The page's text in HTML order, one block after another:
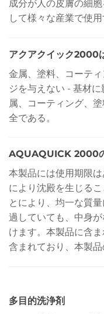
成分が人の皮膚の細
して様々な産業で使
アクアクイック2000
金属、塗料、コーテ
ジを与えない - 基材
属、コーティング、
全である。
AQUAQUICK 2000の
本製品には使用期限
により沈殿を生じる
とにより、均一な質
過していても、中身
けます。本製品に含
含まれており、本製品
多目的洗浄剤